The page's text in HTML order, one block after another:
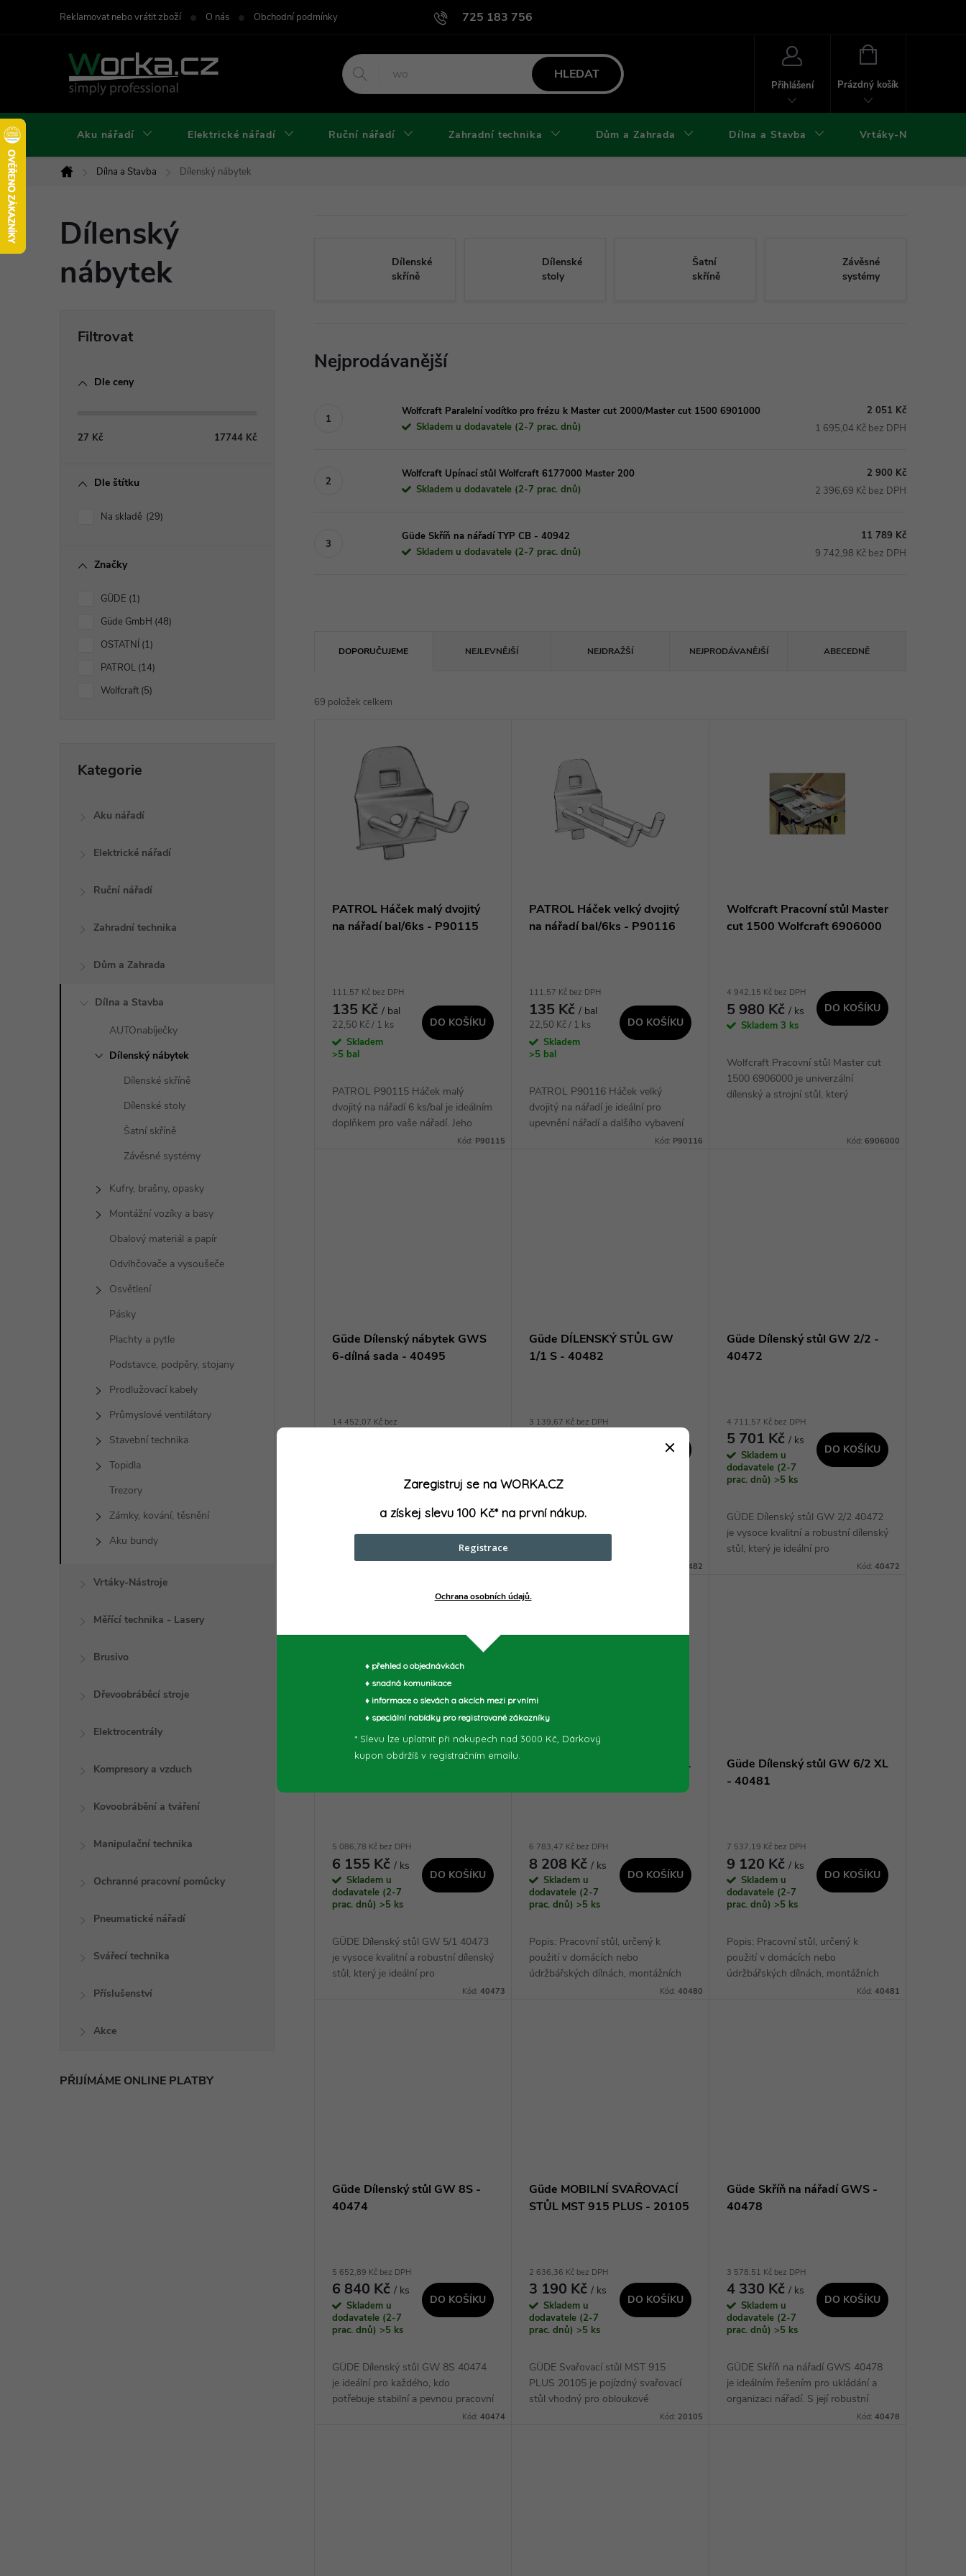
725 183 756
Reklamovat nebo vrátit zboží O nás Obchodní podmínky Podmínky užití webu Podmínky ochrany osobních údajů a cookies
HLEDAT
Přihlášení
NÁKUPNÍ
Prázdný košík
Aku nářadí Elektrické nářadí Ruční nářadí Zahradní technika Dům a Zahrada Dílna a Stavba Vrtáky-Nástroje
Domů
Dílna a Stavba Dílenský nábytek
Dílenský
nábytek
Dle ceny
27 Kč 17744 Kč
Dle štítku
Na skladě 29
Značky
GÜDE 1
Güde GmbH 48
OSTATNÍ 1
PATROL 14
Wolfcraft 5
kategorie
Kategorie
Aku nářadí
Elektrické nářadí
Ruční nářadí
Zahradní technika
Dům a Zahrada
Dílna a Stavba
AUTOnabíječky
Dílenský nábytek
Dílenské skříně
Dílenské stoly
Šatní skříně
Závěsné systémy
Kufry, brašny, opasky
Montážní vozíky a basy
Obalový materiál a papír
Odvlhčovače a vysoušeče
Osvětlení
Pásky
Plachty a pytle
Podstavce, podpěry, stojany
Prodlužovací kabely
Průmyslové ventilátory
Stavební technika
Topidla
Trezory
Zámky, kování, těsnění
Aku bundy
Vrtáky-Nástroje
Měřící technika - Lasery
Brusivo
Dřevoobráběcí stroje
Elektrocentrály
Kompresory a vzduch
Kovoobrábění a tváření
Manipulační technika
Ochranné pracovní pomůcky
Pneumatické nářadí
Svářecí technika
Příslušenství
Akce
PŘIJÍMÁME ONLINE PLATBY
Dílenské
skříně
Dílenské
stoly
Šatní
skříně
Závěsné
systémy
Nejprodávanější
Wolfcraft Paralelní vodítko pro frézu k Master cut 2000/Master cut 1500 6901000
Skladem u dodavatele (2-7 prac. dnů)
2 051 Kč
1 695,04 Kč bez DPH
Wolfcraft Upínací stůl Wolfcraft 6177000 Master 200
Skladem u dodavatele (2-7 prac. dnů)
2 900 Kč
2 396,69 Kč bez DPH
Güde Skříň na nářadí TYP CB - 40942
Skladem u dodavatele (2-7 prac. dnů)
11 789 Kč
9 742,98 Kč bez DPH
DOPORUČUJEME NEJLEVNĚJŠÍ NEJDRAŽŠÍ NEJPRODÁVANĚJŠÍ ABECEDNĚ
69 položek celkem
PATROL Háček malý dvojitý
na nářadí bal/6ks - P90115
111,57 Kč bez DPH
135 Kč / bal
Měrná
cena:
22,50 Kč / 1 ks
Skladem
>5 bal
DO KOŠÍKU
PATROL P90115 Háček malý
dvojitý na nářadí 6 ks/bal je ideálním
doplňkem pro vaše nářadí. Jeho
malé rozměry a dvojitý designKód: P90115
PATROL Háček velký dvojitý
na nářadí bal/6ks - P90116
111,57 Kč bez DPH
135 Kč/ bal
Měrná
cena:
22,50 Kč / 1 ks
Skladem
>5 bal
DO KOŠÍKU
PATROL P90116 Háček velký
dvojitý na nářadí je ideální pro
upevnění nářadí a dalšího vybavení
Kód: P90116
Wolfcraft Pracovní stůl Master
cut 1500 Wolfcraft 6906000
4 942,15 Kč bez DPH
5 980 Kč / ks
Skladem 3 ks
DO KOŠÍKU
Wolfcraft Pracovní stůl Master cut
1500 6906000 je univerzální
dílenský a strojní stůl, který
stacionární přístroje. S výškově...
Kód: 6906000
Güde Dílenský nábytek GWS
6-dílná sada - 40495
14 452,07 Kč bez
Güde DÍLENSKÝ STŮL GW
1/1 S - 40482
3 139,67 Kč bez DPH
prac. dnů)
DO KOŠÍKU
GÜDE Dílenský stůl GW 1/1 S
40482 je ideální volbou pro domácí
provozy a další. S pracovní deskou
zásuvkou a...
40482
Güde Dílenský stůl GW 2/2 -
40472
4 711,57 Kč bez DPH
5 701 Kč / ks
Skladem u
dodavatele (2-7
prac. dnů) >5 ks
DO KOŠÍKU
GÜDE Dílenský stůl GW 2/2 40472
je vysoce kvalitní a robustní dílenský
stůl, který je ideální pro
profesionální i domácí použití. Jeho
Kód: 40472
Güde Dílenský stůl GW 5/1 -
5 086,78 Kč bez DPH
6 155 Kč / ks
Skladem u
dodavatele (2-7
prac. dnů) >5 ks
DO KOŠÍKU
GÜDE Dílenský stůl GW 5/1 40473
je vysoce kvalitní a robustní dílenský
stůl, který je ideální pro
profesionální i domácí použití. Jeho
Kód:40473
Güde Dílenský stůl GW 6/1 XL
6 783,47 Kč bez DPH
8 208 Kč/ ks
Skladem u
dodavatele (2-7
prac. dnů)>5 ks
DO KOŠÍKU
Popis: Pracovní stůl, určený k
použití v domácích nebo
údržbářských dílnách, montážních
Kód: 40480
Güde Dílenský stůl GW 6/2 XL
- 40481
7 537,19 Kč bez DPH
9 120 Kč / ks
Skladem u
dodavatele (2-7
prac. dnů) >5 ks
DO KOŠÍKU
Popis: Pracovní stůl, určený k
použití v domácích nebo
údržbářských dílnách, montážních
Kód: 40481
Güde Dílenský stůl GW 8S -
40474
5 652,89 Kč bez DPH
6 840 Kč / ks
Skladem u
dodavatele (2-7
prac. dnů) >5 ks
DO KOŠÍKU
GÜDE Dílenský stůl GW 8S 40474
je ideální pro každého, kdo
potřebuje stabilní a pevnou pracovní
Kód:40474
Güde MOBILNÍ SVAŘOVACÍ
STŮL MST 915 PLUS - 20105
2 636,36 Kč bez DPH
3 190 Kč/ ks
Skladem u
dodavatele (2-7
prac. dnů)>5 ks
DO KOŠÍKU
GÜDE Svařovací stůl MST 915
PLUS 20105 je pojízdný svařovací
stůl vhodný pro obloukové
svařování v dílnách. Stůl je vybaven
Kód: 20105
Güde Skříň na nářadí GWS -
40478
3 578,51 Kč bez DPH
4 330 Kč / ks
Skladem u
dodavatele (2-7
prac. dnů) >5 ks
DO KOŠÍKU
GÜDE Skříň na nářadí GWS 40478
je ideálním řešením pro ukládání a
organizaci nářadí. S její robustní
konstrukcí a dostatečným úložným
Kód: 40478
Zaregistruj se na WORKA.CZ
a získej slevu 100 Kč* na první nákup.
Registrace
Ochrana osobních údajů.
♦ přehled o objednávkách
♦ snadná komunikace
♦ informace o slevách a akcích mezi prvními
♦ speciální nabídky pro registrované zákazníky
* Slevu lze uplatnit při nákupech nad 3000 Kč, Dárkový
kupon obdržíš v registračním emailu.